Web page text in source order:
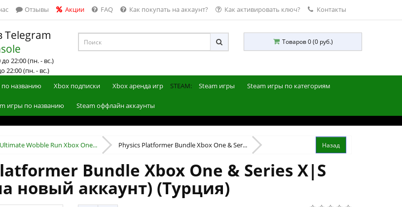
Отзывы Акции FAQ Как покупать на аккаунт? Как активировать ключ? Контакты
Telegram
22:00 (пн. - вс.)
22:00 (пн. - вс.)
Товаров 0 (0 руб.)
названию Xbox подписки Xbox аренда игр STEAM: Steam игры Steam игры по категориям
игры по названию Steam оффлайн аккаунты
Wobble Run Xbox One... Physics Platformer Bundle Xbox One & Ser...
Bundle Xbox One & Series X|S
новый аккаунт) (Турция)